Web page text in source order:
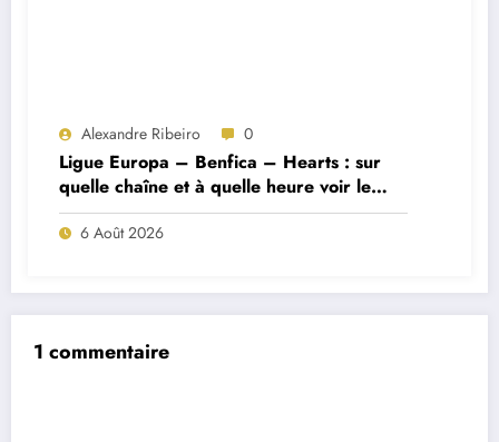
Alexandre Ribeiro 0
Ligue Europa – Benfica – Hearts : sur
quelle chaîne et à quelle heure voir le
match ?
6 Août 2026
1 commentaire